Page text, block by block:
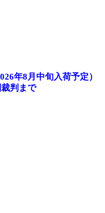
年8月中旬入荷予定）
判まで